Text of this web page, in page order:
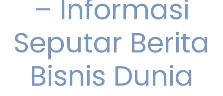
– Informasi
Seputar Berita
Bisnis Dunia